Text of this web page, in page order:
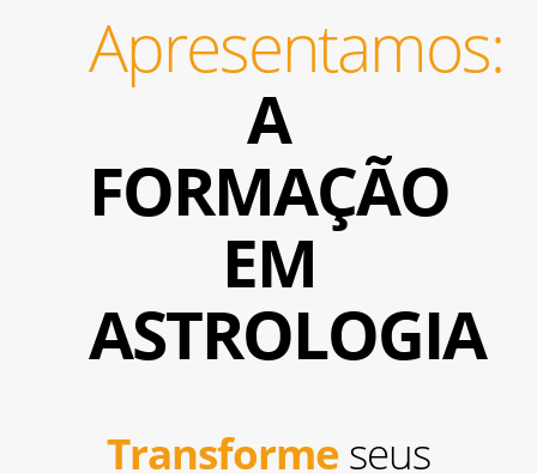
Apresentamos:
A
FORMAÇÃO
EM
ASTROLOGIA
Transformeseus